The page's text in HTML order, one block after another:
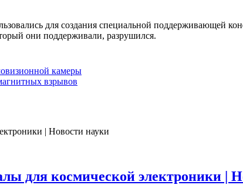
для создания специальной поддерживающей
они поддерживали, разрушился.
камеры
взрывов
для космической электроники |